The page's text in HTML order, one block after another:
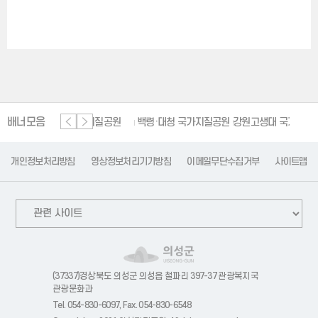
배너모음
단양 세계지질공원 백령·대청 국가지질공원 강원고생대 국가지질공원
개인정보처리방침 영상정보처리기기방침 이메일무단수집거부 사이트맵
(37337)경상북도 의성군 의성읍 철파리 397-37 관광복지국
관광문화과
Tel. 054-830-6097, Fax. 054-830-6548